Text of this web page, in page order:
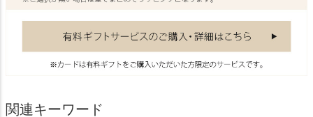
関連キーワード